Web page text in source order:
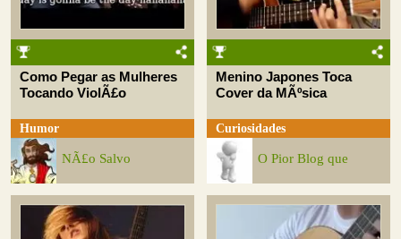
Como Pegar as Mulheres
Tocando ViolÃ£o
Humor
NÃ£o Salvo
Menino Japones Toca
Cover da MÃºsica
Curiosidades
O Pior Blog que